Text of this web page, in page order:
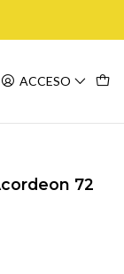
ACCESO
Filtros
72